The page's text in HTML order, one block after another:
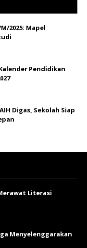
2025: Mapel
Pendidikan
Digas, Sekolah Siap
Literasi
Menyelenggarakan